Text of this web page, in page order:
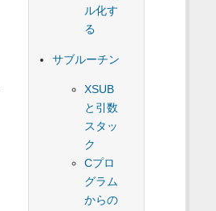
ル化す
る
サブルーチン
XSUB
と引数
スタッ
ク
Cプロ
グラム
からの